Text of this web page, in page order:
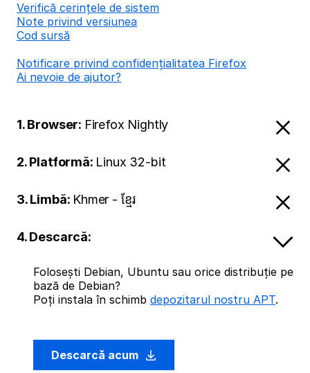
Verifică cerințele de sistem
Note privind versiunea
Cod sursă
Notificare privind confidențialitatea Firefox
Ai nevoie de ajutor?
1. Browser: Firefox Nightly
2. Platformă: Linux 32-bit
3. Limbă: Khmer - ខ្មែរ
4. Descarcă:
Folosești Debian, Ubuntu sau orice distribuție pe
bază de Debian?
Poți instala în schimb depozitarul nostru APT.
Descarcă acum